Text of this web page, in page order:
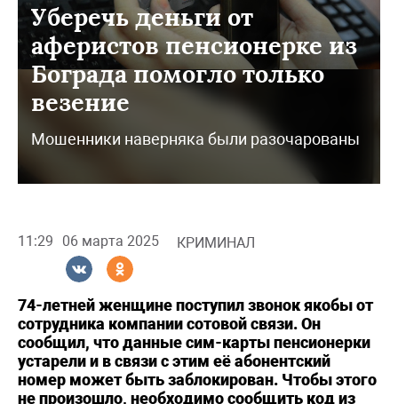
Уберечь деньги от
аферистов пенсионерке из
Бограда помогло только
везение
Мошенники наверняка были разочарованы
11:29 06 марта 2025 КРИМИНАЛ
74-летней женщине поступил звонок якобы от
сотрудника компании сотовой связи. Он
сообщил, что данные сим-карты пенсионерки
устарели и в связи с этим её абонентский
номер может быть заблокирован. Чтобы этого
не произошло, необходимо сообщить код из